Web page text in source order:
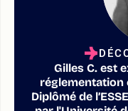
Gilles C. est
réglementation
Diplômé de